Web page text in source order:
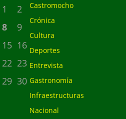
1
2
8
9
15 16
22 23
29 30
Castromocho
Crónica
Cultura
Deportes
Entrevista
Gastronomía
Infraestructuras
Nacional